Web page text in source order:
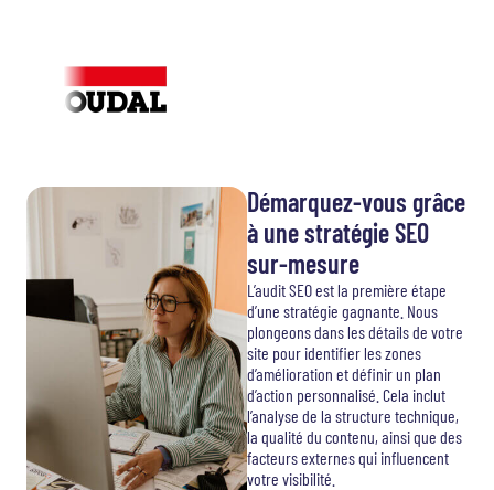
Démarquez-vous grâce
à une stratégie SEO
sur-mesure
L’audit SEO est la première étape
d’une stratégie gagnante. Nous
plongeons dans les détails de votre
site pour identifier les zones
d’amélioration et définir un plan
d’action personnalisé. Cela inclut
l’analyse de la structure technique,
la qualité du contenu, ainsi que des
facteurs externes qui influencent
votre visibilité.